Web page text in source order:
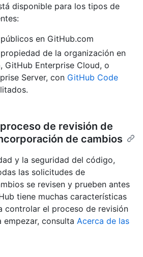
disponible para los tipos de
en GitHub.com
de la organización en
GitHub Enterprise Cloud, o
Server, con GitHub Code
de revisión de
de cambios
y la seguridad del código,
las solicitudes de
se revisen y prueben antes
tiene muchas características
controlar el proceso de revisión
empezar, consulta Acerca de las